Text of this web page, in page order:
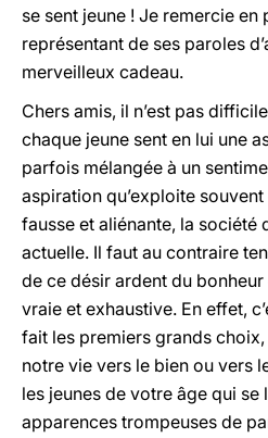
se sent jeune ! Je remercie
représentant de ses paroles
merveilleux cadeau.
Chers amis, il n’est pas
chaque jeune sent en lui une
parfois mélangée à un
aspiration qu’exploite
fausse et aliénante, la société
actuelle. Il faut au contraire
de ce désir ardent du
vraie et exhaustive. En effet,
fait les premiers grands
notre vie vers le bien ou vers
les jeunes de votre âge qui se
apparences trompeuses de